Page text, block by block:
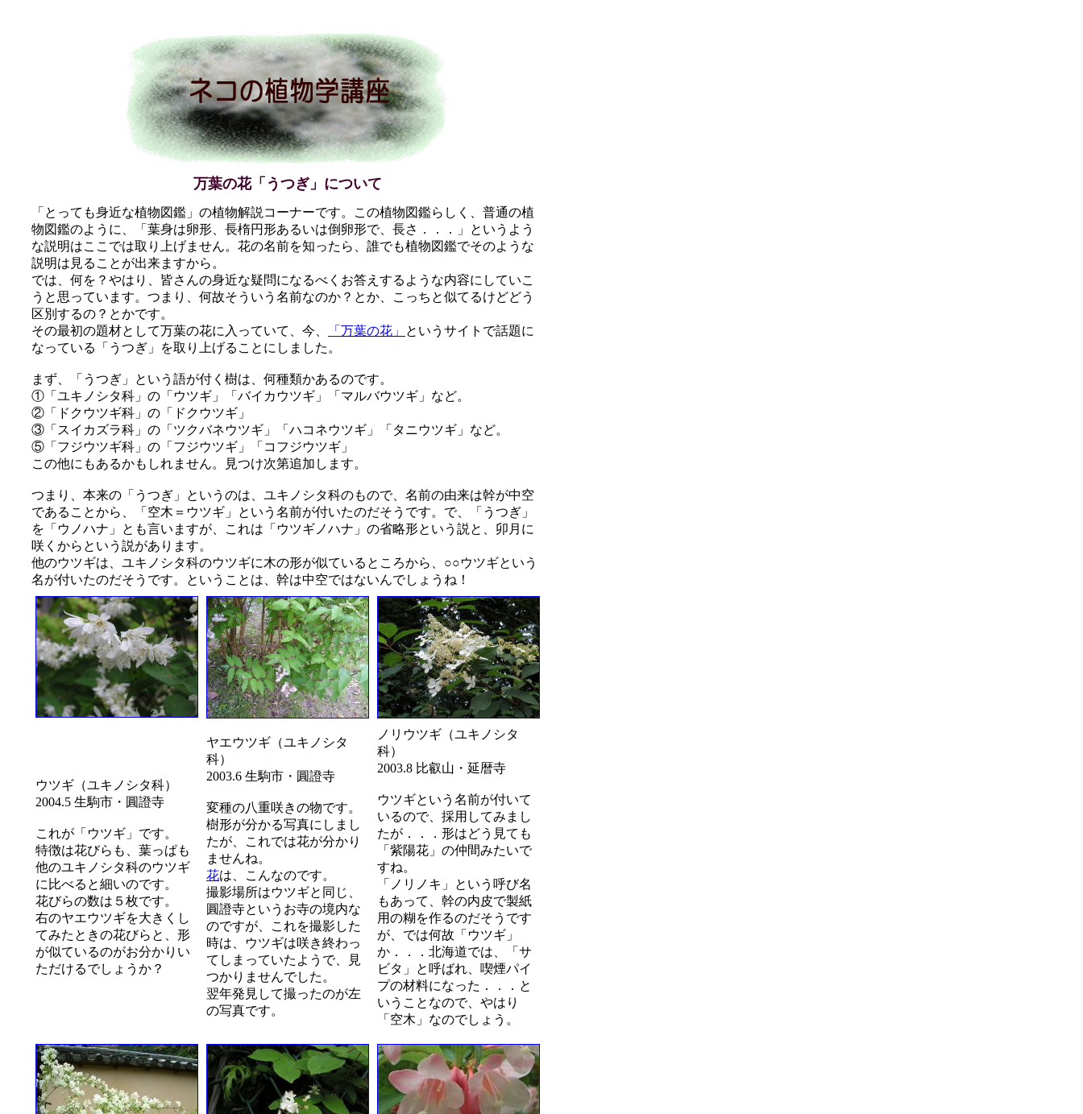
万葉の花「うつぎ」について
「とっても身近な植物図鑑」の植物解説コーナーです。この植物図鑑らしく、普通の植
物図鑑のように、「葉身は卵形、長楕円形あるいは倒卵形で、長さ．．．」というよう
な説明はここでは取り上げません。花の名前を知ったら、誰でも植物図鑑でそのような
説明は見ることが出来ますから。
では、何を？やはり、皆さんの身近な疑問になるべくお答えするような内容にしていこ
うと思っています。つまり、何故そういう名前なのか？とか、こっちと似てるけどどう
区別するの？とかです。
その最初の題材として万葉の花に入っていて、今、
「万葉の花」
というサイトで話題に
なっている「うつぎ」を取り上げることにしました。
まず、「うつぎ」という語が付く樹は、何種類かあるのです。
①「ユキノシタ科」の「ウツギ」「バイカウツギ」「マルバウツギ」など。
②「ドクウツギ科」の「ドクウツギ」
③「スイカズラ科」の「ツクバネウツギ」「ハコネウツギ」「タニウツギ」など。
⑤「フジウツギ科」の「フジウツギ」「コフジウツギ」
この他にもあるかもしれません。見つけ次第追加します。
つまり、本来の「うつぎ」というのは、ユキノシタ科のもので、名前の由来は幹が中空
であることから、「空木＝ウツギ」という名前が付いたのだそうです。で、「うつぎ」
を「ウノハナ」とも言いますが、これは「ウツギノハナ」の省略形という説と、卯月に
咲くからという説があります。
他のウツギは、ユキノシタ科のウツギに木の形が似ているところから、○○ウツギという
名が付いたのだそうです。ということは、幹は中空ではないんでしょうね！
ウツギ（ユキノシタ科）
2004.5 生駒市・圓證寺
これが「ウツギ」です。
特徴は花びらも、葉っぱも
他のユキノシタ科のウツギ
に比べると細いのです。
花びらの数は５枚です。
右のヤエウツギを大きくし
てみたときの花びらと、形
が似ているのがお分かりい
ただけるでしょうか？
ヤエウツギ（ユキノシタ
科）
2003.6 生駒市・圓證寺
変種の八重咲きの物です。
樹形が分かる写真にしまし
たが、これでは花が分かり
ませんね。
花は、こんなのです。
撮影場所はウツギと同じ、
圓證寺というお寺の境内な
のですが、これを撮影した
時は、ウツギは咲き終わっ
てしまっていたようで、見
つかりませんでした。
翌年発見して撮ったのが左
の写真です。
ノリウツギ（ユキノシタ
科）
2003.8 比叡山・延暦寺
ウツギという名前が付いて
いるので、採用してみまし
たが．．．形はどう見ても
「紫陽花」の仲間みたいで
すね。
「ノリノキ」という呼び名
もあって、幹の内皮で製紙
用の糊を作るのだそうです
が、では何故「ウツギ」
か．．．北海道では、「サ
ビタ」と呼ばれ、喫煙パイ
プの材料になった．．．と
いうことなので、やはり
「空木」なのでしょう。